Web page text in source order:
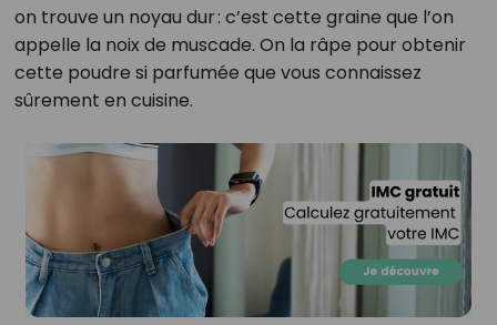
on trouve un noyau dur : c’est cette graine que l’on
appelle la noix de muscade. On la râpe pour obtenir
cette poudre si parfumée que vous connaissez
sûrement en cuisine.